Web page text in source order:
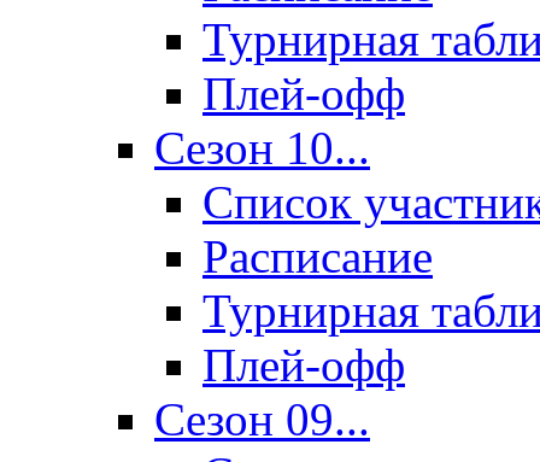
Турнирная
Плей-офф
Сезон 10...
Список
Расписание
Турнирная
Плей-офф
Сезон 09...